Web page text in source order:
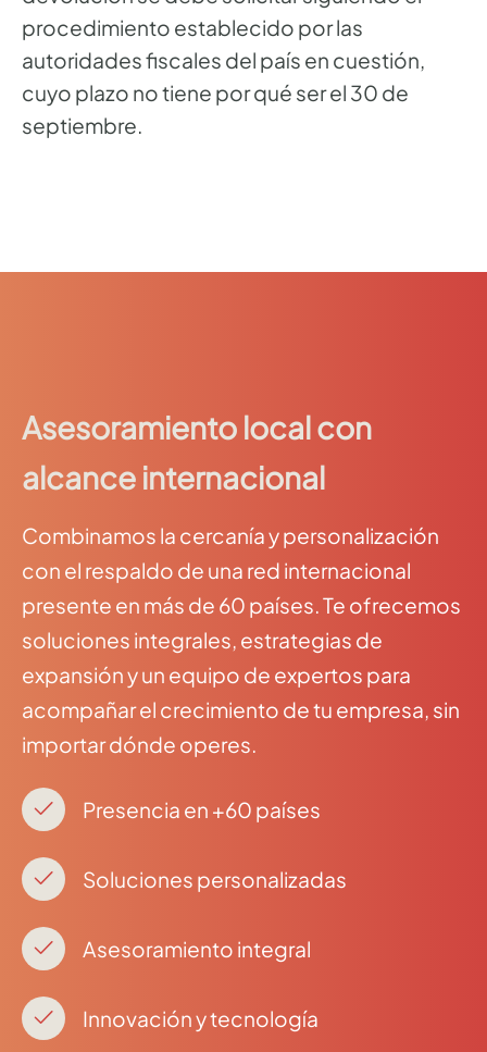
procedimiento establecido por las
autoridades fiscales del país en cuestión,
cuyo plazo no tiene por qué ser el 30 de
septiembre.
Asesoramiento local con
alcance internacional
Combinamos la cercanía y personalización
con el respaldo de una red internacional
presente en más de 60 países. Te ofrecemos
soluciones integrales, estrategias de
expansión y un equipo de expertos para
acompañar el crecimiento de tu empresa, sin
importar dónde operes.
Presencia en +60 países
Soluciones personalizadas
Asesoramiento integral
Innovación y tecnología